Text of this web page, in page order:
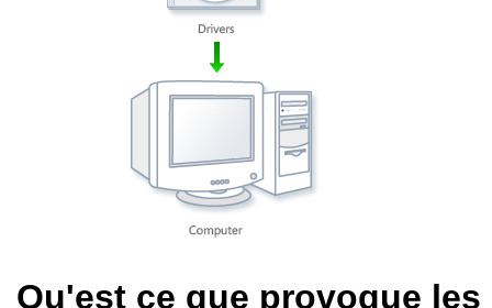
Qu'est ce que provoque